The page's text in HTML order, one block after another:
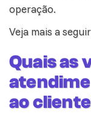
operação.
Veja mais a
Quais as
ao